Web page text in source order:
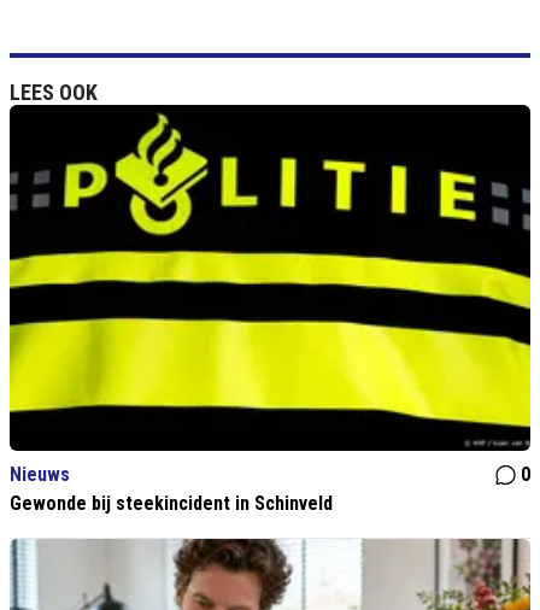
LEES OOK
Nieuws
0
Gewonde bij steekincident in Schinveld